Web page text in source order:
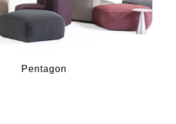
Pentagon